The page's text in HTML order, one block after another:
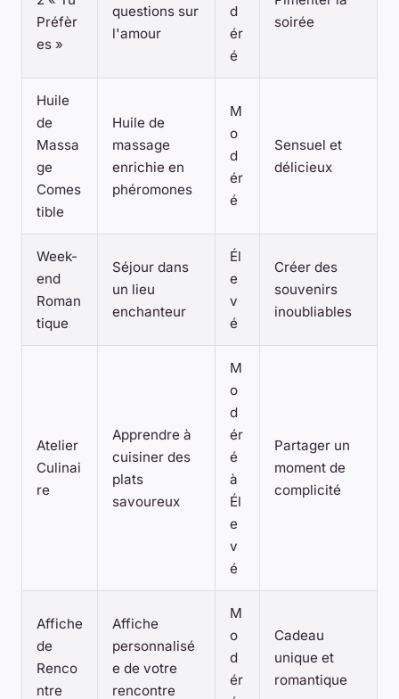
Préfèr
es »
questions sur
l'amour
d
ér
é
soirée
Huile
de
Massa
ge
Comes
tible
Huile de
massage
enrichie en
phéromones
M
o
d
ér
é
Sensuel et
délicieux
Week-
end
Roman
tique
Séjour dans
un lieu
enchanteur
Él
e
v
é
Créer des
souvenirs
inoubliables
Atelier
Culinai
re
Apprendre à
cuisiner des
plats
savoureux
M
o
d
ér
é
à
Él
e
v
é
Partager un
moment de
complicité
Affiche
de
Renco
ntre
Affiche
personnalisé
e de votre
rencontre
M
o
d
ér
Cadeau
unique et
romantique